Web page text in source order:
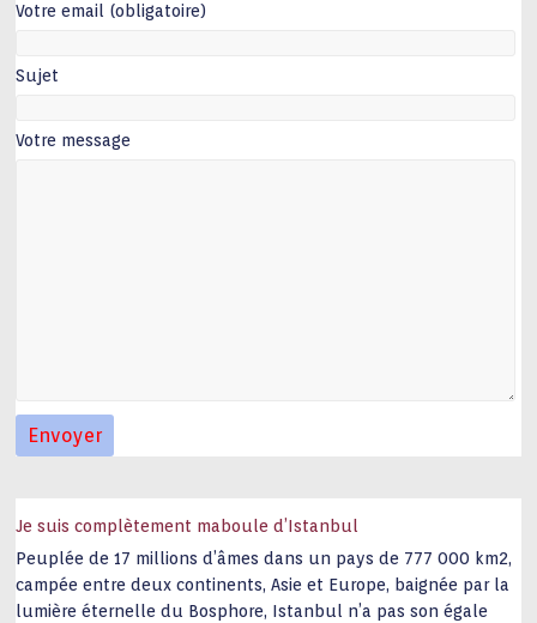
Votre email (obligatoire)
Sujet
Votre message
Je suis complètement maboule d’Istanbul
Peuplée de 17 millions d’âmes dans un pays de 777 000 km2,
campée entre deux continents, Asie et Europe, baignée par la
lumière éternelle du Bosphore, Istanbul n’a pas son égale